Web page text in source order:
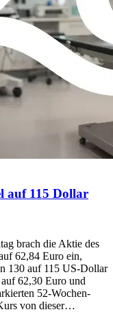
auf 115 Dollar
brach die Aktie des
62,84 Euro ein,
130 auf 115 US-Dollar
62,30 Euro und
52-Wochen-
von dieser…